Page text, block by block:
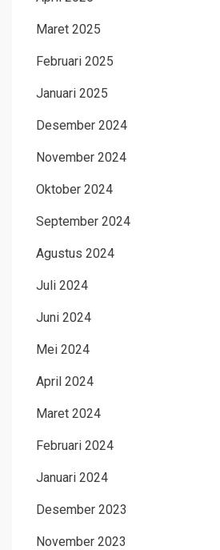
Maret 2025
Februari 2025
Januari 2025
Desember 2024
November 2024
Oktober 2024
September 2024
Agustus 2024
Juli 2024
Juni 2024
Mei 2024
April 2024
Maret 2024
Februari 2024
Januari 2024
Desember 2023
November 2023